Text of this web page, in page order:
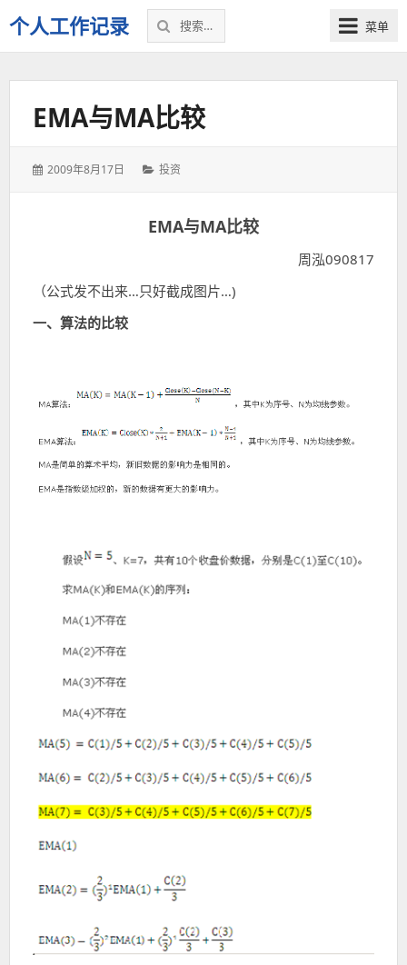
个人工作记录
搜
索：
菜单
EMA与MA比较
发
2009年8月17日
分
投资
EMA与MA比较
周泓090817
（公式发不出来…只好截成图片…)
一、算法的比较